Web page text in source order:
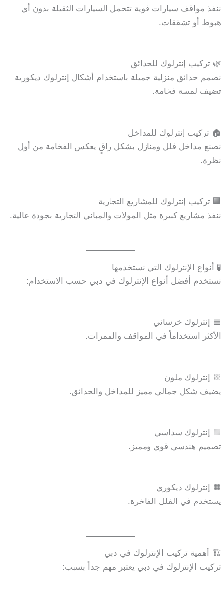
ننفذ مواقف سيارات قوية تتحمل السيارات الثقيلة بدون أي
هبوط أو تشققات.
🌿 تركيب إنترلوك للحدائق
نصمم حدائق منزلية جميلة باستخدام أشكال إنترلوك ديكورية
تضيف لمسة فخامة.
🏠 تركيب إنترلوك للمداخل
نصنع مداخل فلل ومنازل بشكل راقٍ يعكس الفخامة من أول
نظرة.
🏢 تركيب إنترلوك للمشاريع التجارية
ننفذ مشاريع كبيرة مثل المولات والمباني التجارية بجودة عالية.
🧪 أنواع الإنترلوك التي نستخدمها
نستخدم أفضل أنواع الإنترلوك في دبي حسب الاستخدام:
🟦 إنترلوك خرساني
الأكثر استخداماً في المواقف والممرات.
🟨 إنترلوك ملون
يضيف شكل جمالي مميز للمداخل والحدائق.
🟪 إنترلوك سداسي
تصميم هندسي قوي ومميز.
🟧 إنترلوك ديكوري
يستخدم في الفلل الفاخرة.
🏗️ أهمية تركيب الإنترلوك في دبي
تركيب الإنترلوك في دبي يعتبر مهم جداً بسبب: